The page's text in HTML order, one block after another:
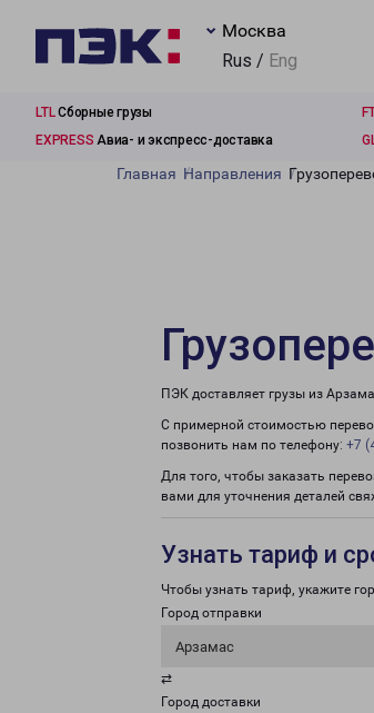
Москва
Rus / Eng
LTLСборные грузы
EXPRESS Авиа- и экспресс-доставка
Главная Направления
ПЭК доставляет грузы из
С примерной стоимостью
позвонить нам по телефону: +7
Для того, чтобы заказать
вами для уточнения деталей
Узнать тариф и
Чтобы узнать тариф, укажите
Город отправки
Арзамас
⇄
Город доставки